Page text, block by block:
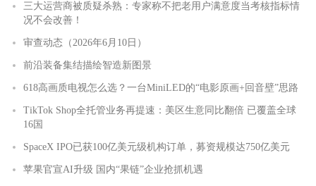
三大运营商被质疑杀熟：专家称不把老用户满意度当考核指标情
况不会改善！
审查动态（2026年6月10日）
前沿装备集结描绘智造新图景
618高画质电视怎么选？一台MiniLED的“电影原画+回音壁”思路
TikTok Shop全托管业务再提速：美区生意同比翻倍 已覆盖全球
16国
SpaceX IPO已获100亿美元级机构订单，募资规模达750亿美元
苹果官宣AI升级 国内“果链”企业抢抓机遇